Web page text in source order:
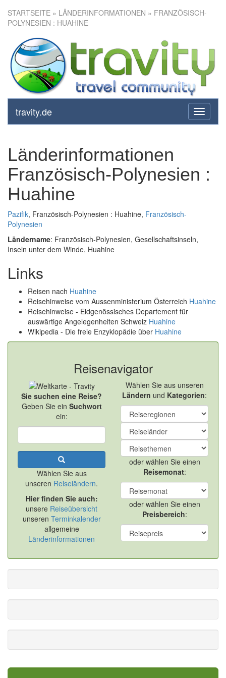
STARTSEITE » LÄNDERINFORMATIONEN » FRANZÖSISCH-
POLYNESIEN : HUAHINE
toggle
travity.de
Länderinformationen
Französisch-Polynesien :
Huahine
Pazifik, Französisch-Polynesien : Huahine, Französisch-
Polynesien
Ländername: Französisch-Polynesien, Gesellschaftsinseln,
Inseln unter dem Winde, Huahine
Links
Reisen nach Huahine
Reisehinweise vom Aussenministerium Österreich Huahine
Reisehinweise - Eidgenössisches Departement für
auswärtige Angelegenheiten Schweiz Huahine
Wikipedia - Die freie Enzyklopädie über Huahine
Reisenavigator
Sie suchen eine Reise?
Geben Sie ein Suchwort
ein:
Wählen Sie aus
unseren Reiseländern.
Hier finden Sie auch:
unsere Reiseübersicht
unseren Terminkalender
allgemeine
Länderinformationen
Wählen Sie aus unseren
Ländern und Kategorien:
oder wählen Sie einen
Reisemonat:
oder wählen Sie einen
Preisbereich: